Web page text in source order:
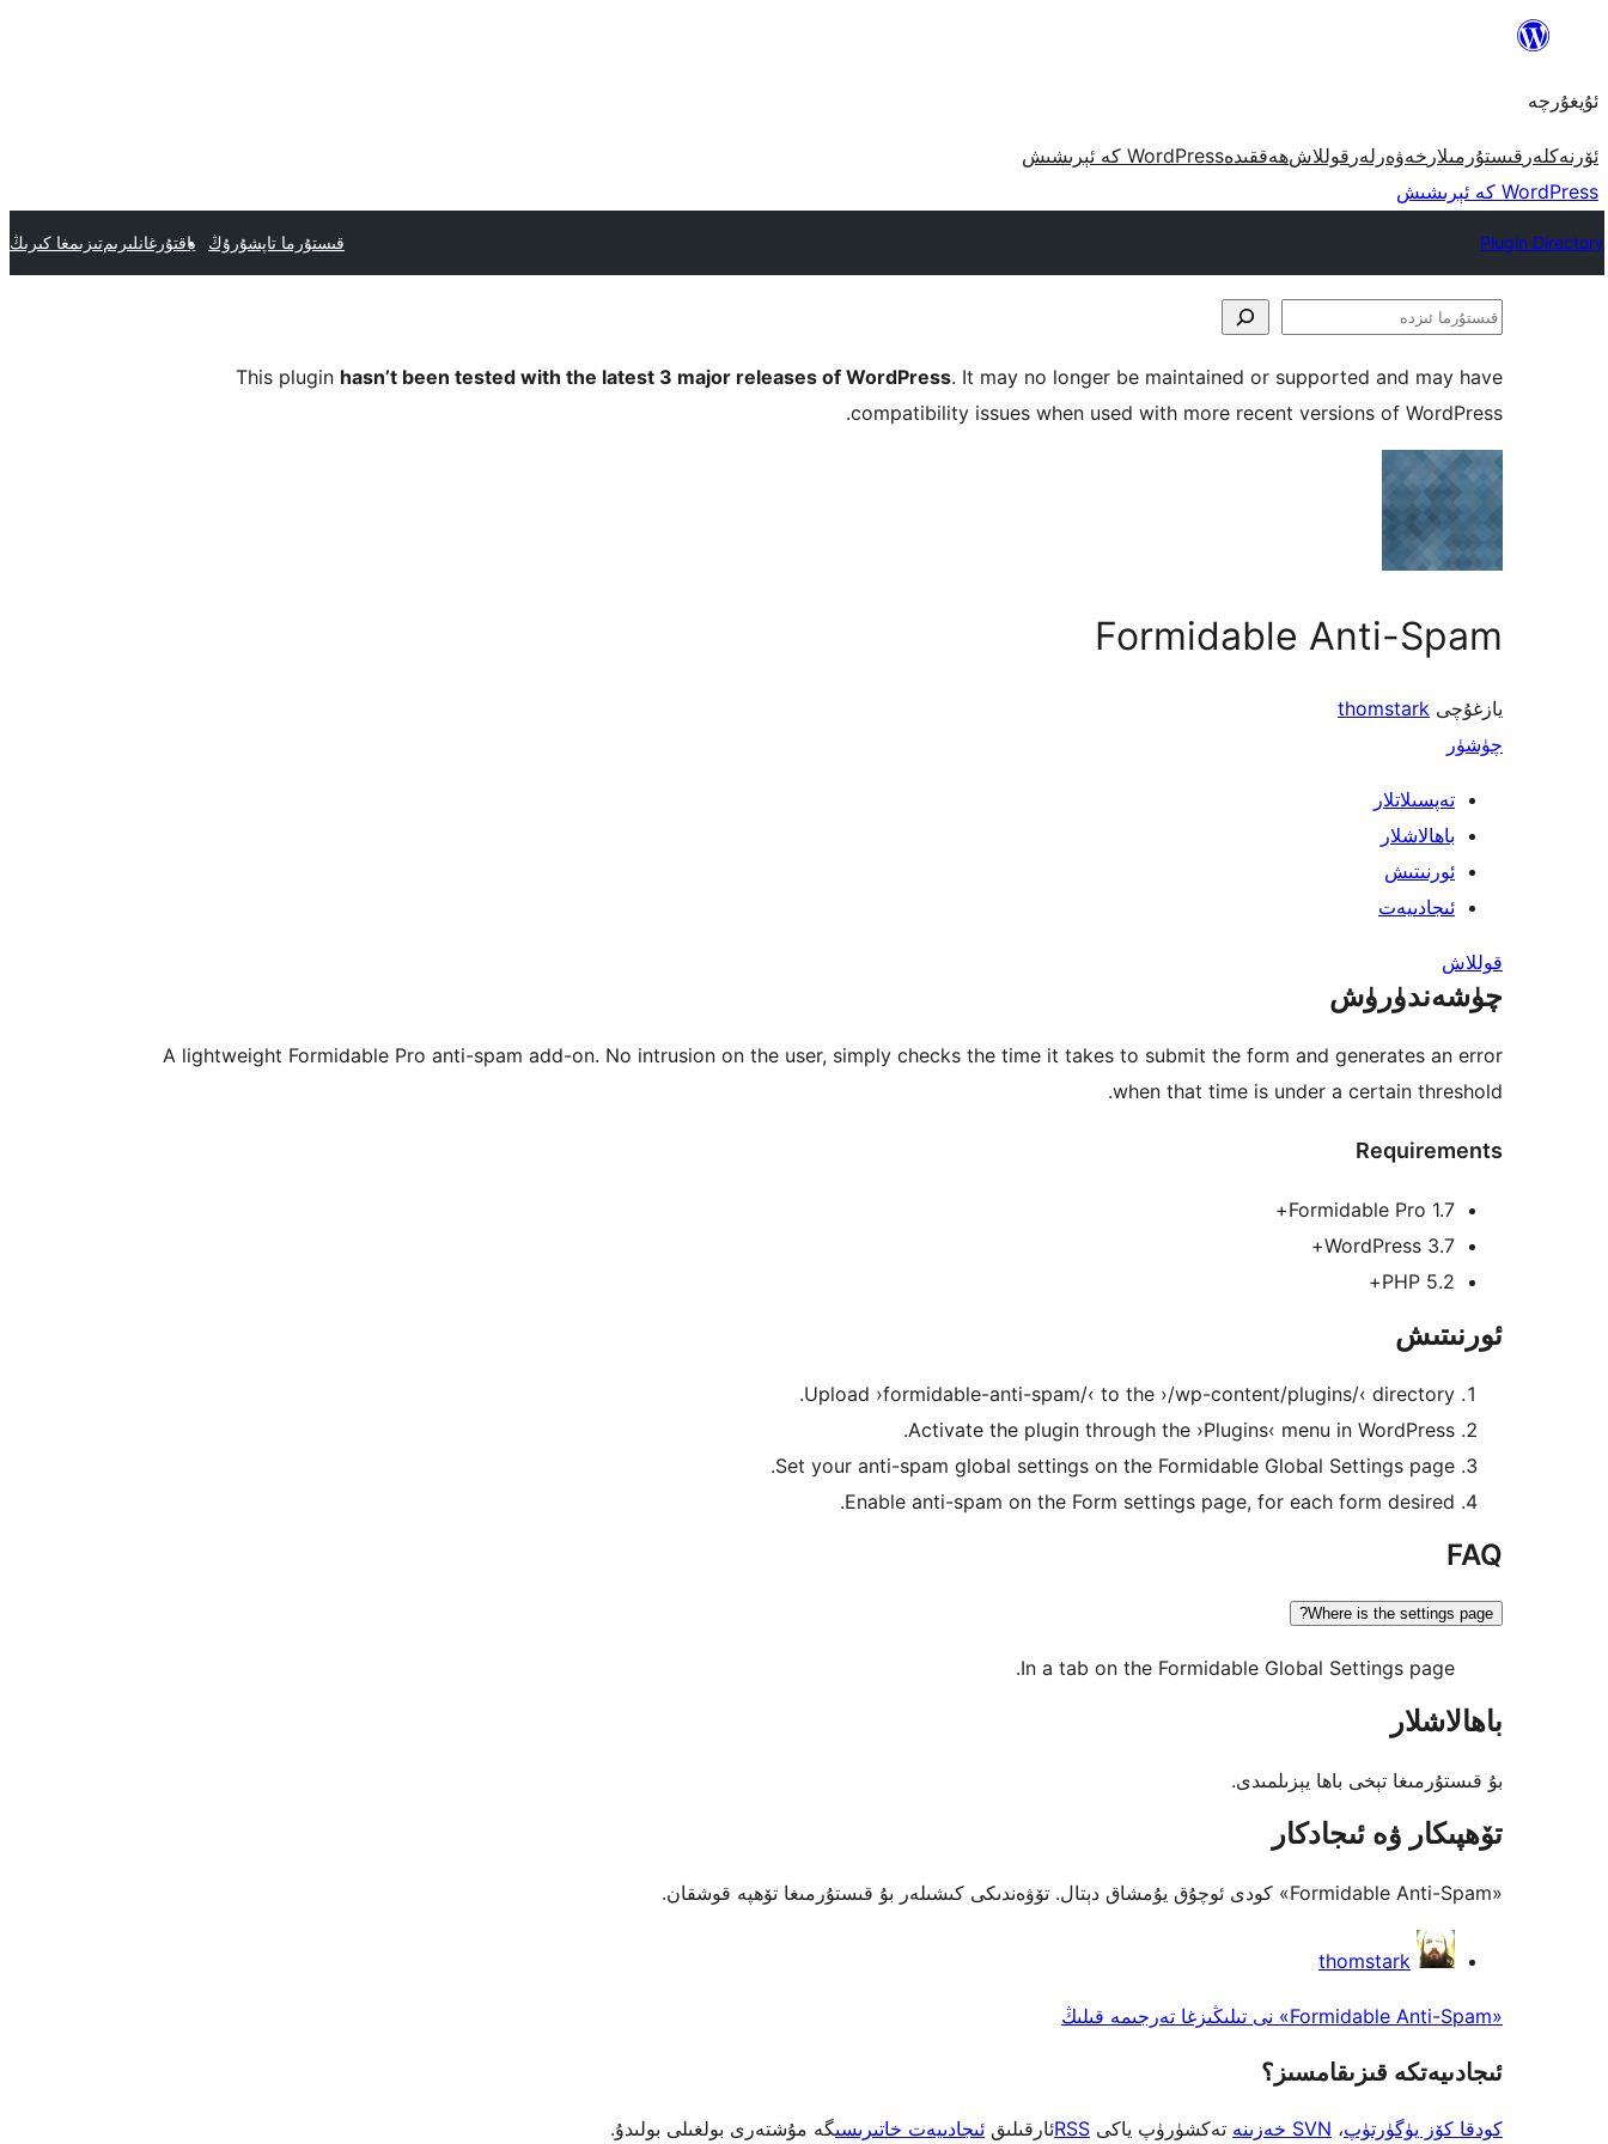
مەزمۇنغا
ئۇيغۇرچە
ئۆرنەكلەر قىستۇرمىلار خەۋەرلەر قوللاشھەققىدەWordPress كە ئېرىشىش
WordPress كە ئېرىشىش
Plugin Directory قىستۇرما تاپشۇرۇڭ ياقتۇرغانلىرىمتىزىمغا كىرىڭ
قىستۇرما
This plugin hasn’t been tested with the latest 3 major releases of WordPress. It may no longer be maintained or supported and may have
compatibility issues when used with more recent versions of WordPress.
Formidable Anti-Spam
يازغۇچى thomstark
چۈشۈر
تەپسىلاتلار
باھالاشلار
ئورنىتىش
ئىجادىيەت
قوللاش
چۈشەندۈرۈش
A lightweight Formidable Pro anti-spam add-on. No intrusion on the user, simply checks the time it takes to submit the form and generates an error
when that time is under a certain threshold.
Requirements
Formidable Pro 1.7+
WordPress 3.7+
PHP 5.2+
ئورنىتىش
Upload ›formidable-anti-spam/‹ to the ›/wp-content/plugins/‹ directory.
Activate the plugin through the ›Plugins‹ menu in WordPress.
Set your anti-spam global settings on the Formidable Global Settings page.
Enable anti-spam on the Form settings page, for each form desired.
FAQ
Where is the settings page?
In a tab on the Formidable Global Settings page.
باھالاشلار
بۇ قىستۇرمىغا تېخى باھا يېزىلمىدى.
تۆھپىكار ۋە ئىجادكار
«Formidable Anti-Spam» كودى ئوچۇق يۇمشاق دېتال. تۆۋەندىكى كىشىلەر بۇ قىستۇرمىغا تۆھپە قوشقان.
تۆھپىكار
thomstark
«Formidable Anti-Spam» نى تىلىڭىزغا تەرجىمە قىلىڭ
ئىجادىيەتكە قىزىقامسىز؟
كودقا كۆز يۈگۈرتۈپ، SVN خەزىنە تەكشۈرۈپ ياكى RSSئارقىلىق ئىجادىيەت خاتىرىسىگە مۇشتەرى بولغىلى بولىدۇ.